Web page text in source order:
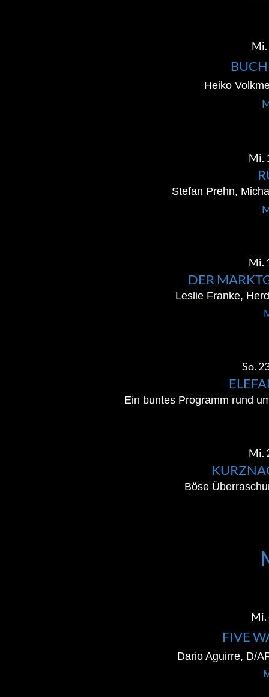
Mi.
Heiko
Mi.
Stefan Prehn,
Mi.
DER
Leslie Franke,
So.
Ein buntes Programm rund
Mi.
Böse
Mi.
FIVE
Dario Aguirre, D/